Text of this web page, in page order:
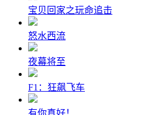
宝贝回家之玩命追击
怒水西流
夜幕将至
F1：狂飙飞车
有你真好！